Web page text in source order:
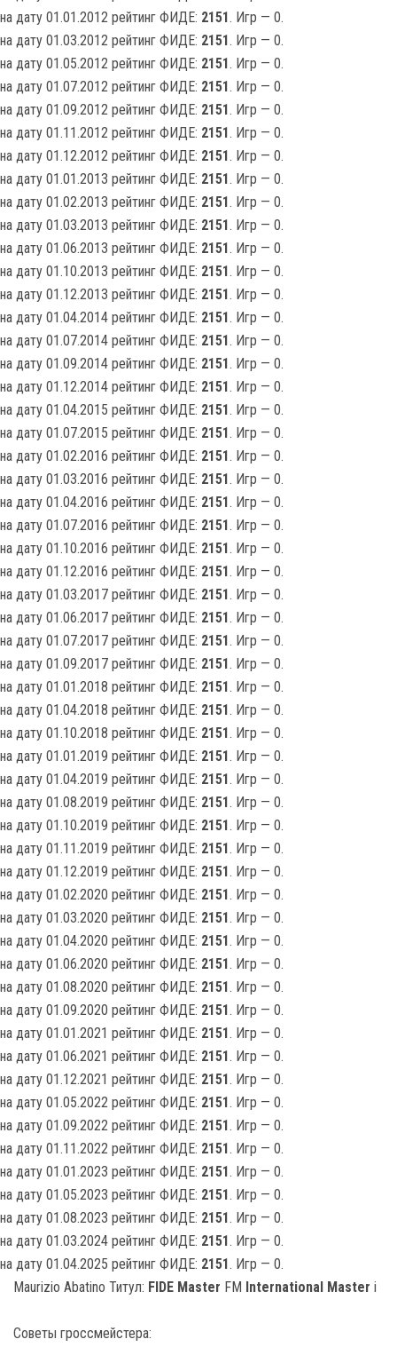
на дату 01.01.2012 рейтинг ФИДЕ: 2151. Игр — 0.
на дату 01.03.2012 рейтинг ФИДЕ: 2151. Игр — 0.
на дату 01.05.2012 рейтинг ФИДЕ: 2151. Игр — 0.
на дату 01.07.2012 рейтинг ФИДЕ: 2151. Игр — 0.
на дату 01.09.2012 рейтинг ФИДЕ: 2151. Игр — 0.
на дату 01.11.2012 рейтинг ФИДЕ: 2151. Игр — 0.
на дату 01.12.2012 рейтинг ФИДЕ: 2151. Игр — 0.
на дату 01.01.2013 рейтинг ФИДЕ: 2151. Игр — 0.
на дату 01.02.2013 рейтинг ФИДЕ: 2151. Игр — 0.
на дату 01.03.2013 рейтинг ФИДЕ: 2151. Игр — 0.
на дату 01.06.2013 рейтинг ФИДЕ: 2151. Игр — 0.
на дату 01.10.2013 рейтинг ФИДЕ: 2151. Игр — 0.
на дату 01.12.2013 рейтинг ФИДЕ: 2151. Игр — 0.
на дату 01.04.2014 рейтинг ФИДЕ: 2151. Игр — 0.
на дату 01.07.2014 рейтинг ФИДЕ: 2151. Игр — 0.
на дату 01.09.2014 рейтинг ФИДЕ: 2151. Игр — 0.
на дату 01.12.2014 рейтинг ФИДЕ: 2151. Игр — 0.
на дату 01.04.2015 рейтинг ФИДЕ: 2151. Игр — 0.
на дату 01.07.2015 рейтинг ФИДЕ: 2151. Игр — 0.
на дату 01.02.2016 рейтинг ФИДЕ: 2151. Игр — 0.
на дату 01.03.2016 рейтинг ФИДЕ: 2151. Игр — 0.
на дату 01.04.2016 рейтинг ФИДЕ: 2151. Игр — 0.
на дату 01.07.2016 рейтинг ФИДЕ: 2151. Игр — 0.
на дату 01.10.2016 рейтинг ФИДЕ: 2151. Игр — 0.
на дату 01.12.2016 рейтинг ФИДЕ: 2151. Игр — 0.
на дату 01.03.2017 рейтинг ФИДЕ: 2151. Игр — 0.
на дату 01.06.2017 рейтинг ФИДЕ: 2151. Игр — 0.
на дату 01.07.2017 рейтинг ФИДЕ: 2151. Игр — 0.
на дату 01.09.2017 рейтинг ФИДЕ: 2151. Игр — 0.
на дату 01.01.2018 рейтинг ФИДЕ: 2151. Игр — 0.
на дату 01.04.2018 рейтинг ФИДЕ: 2151. Игр — 0.
на дату 01.10.2018 рейтинг ФИДЕ: 2151. Игр — 0.
на дату 01.01.2019 рейтинг ФИДЕ: 2151. Игр — 0.
на дату 01.04.2019 рейтинг ФИДЕ: 2151. Игр — 0.
на дату 01.08.2019 рейтинг ФИДЕ: 2151. Игр — 0.
на дату 01.10.2019 рейтинг ФИДЕ: 2151. Игр — 0.
на дату 01.11.2019 рейтинг ФИДЕ: 2151. Игр — 0.
на дату 01.12.2019 рейтинг ФИДЕ: 2151. Игр — 0.
на дату 01.02.2020 рейтинг ФИДЕ: 2151. Игр — 0.
на дату 01.03.2020 рейтинг ФИДЕ: 2151. Игр — 0.
на дату 01.04.2020 рейтинг ФИДЕ: 2151. Игр — 0.
на дату 01.06.2020 рейтинг ФИДЕ: 2151. Игр — 0.
на дату 01.08.2020 рейтинг ФИДЕ: 2151. Игр — 0.
на дату 01.09.2020 рейтинг ФИДЕ: 2151. Игр — 0.
на дату 01.01.2021 рейтинг ФИДЕ: 2151. Игр — 0.
на дату 01.06.2021 рейтинг ФИДЕ: 2151. Игр — 0.
на дату 01.12.2021 рейтинг ФИДЕ: 2151. Игр — 0.
на дату 01.05.2022 рейтинг ФИДЕ: 2151. Игр — 0.
на дату 01.09.2022 рейтинг ФИДЕ: 2151. Игр — 0.
на дату 01.11.2022 рейтинг ФИДЕ: 2151. Игр — 0.
на дату 01.01.2023 рейтинг ФИДЕ: 2151. Игр — 0.
на дату 01.05.2023 рейтинг ФИДЕ: 2151. Игр — 0.
на дату 01.08.2023 рейтинг ФИДЕ: 2151. Игр — 0.
на дату 01.03.2024 рейтинг ФИДЕ: 2151. Игр — 0.
на дату 01.04.2025 рейтинг ФИДЕ: 2151. Игр — 0.
Maurizio Abatino Титул: FIDE Master FM International Master i
Советы гроссмейстера: